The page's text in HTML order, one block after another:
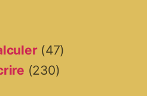
(47)
(230)